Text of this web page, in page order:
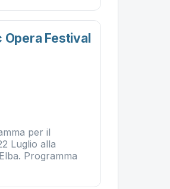
Festival
per il
Luglio alla
Programma